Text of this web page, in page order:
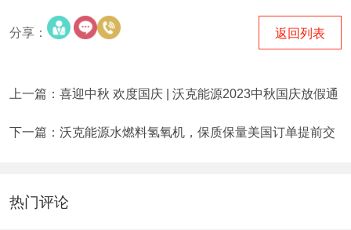
分享： 返回列表
上一篇：喜迎中秋 欢度国庆 | 沃克能源2023中秋国庆放假通
知
下一篇：沃克能源水燃料氢氧机，保质保量美国订单提前交
热门评论